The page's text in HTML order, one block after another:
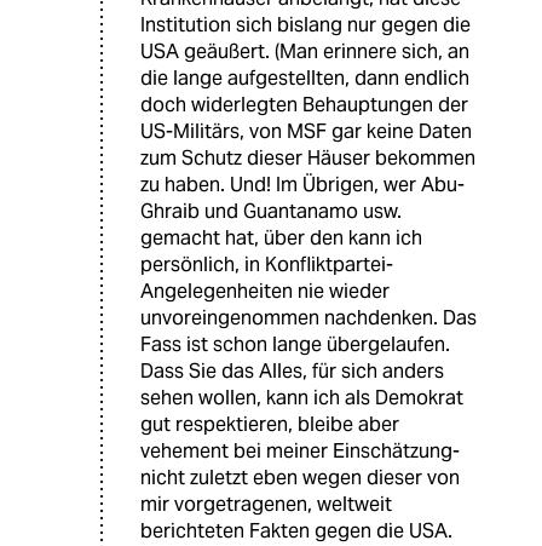
Institution sich bislang nur gegen die
USA geäußert. (Man erinnere sich, an
die lange aufgestellten, dann endlich
doch widerlegten Behauptungen der
US-Militärs, von MSF gar keine Daten
zum Schutz dieser Häuser bekommen
zu haben. Und! Im Übrigen, wer Abu-
Ghraib und Guantanamo usw.
gemacht hat, über den kann ich
persönlich, in Konfliktpartei-
Angelegenheiten nie wieder
unvoreingenommen nachdenken. Das
Fass ist schon lange übergelaufen.
Dass Sie das Alles, für sich anders
sehen wollen, kann ich als Demokrat
gut respektieren, bleibe aber
vehement bei meiner Einschätzung-
nicht zuletzt eben wegen dieser von
mir vorgetragenen, weltweit
berichteten Fakten gegen die USA.